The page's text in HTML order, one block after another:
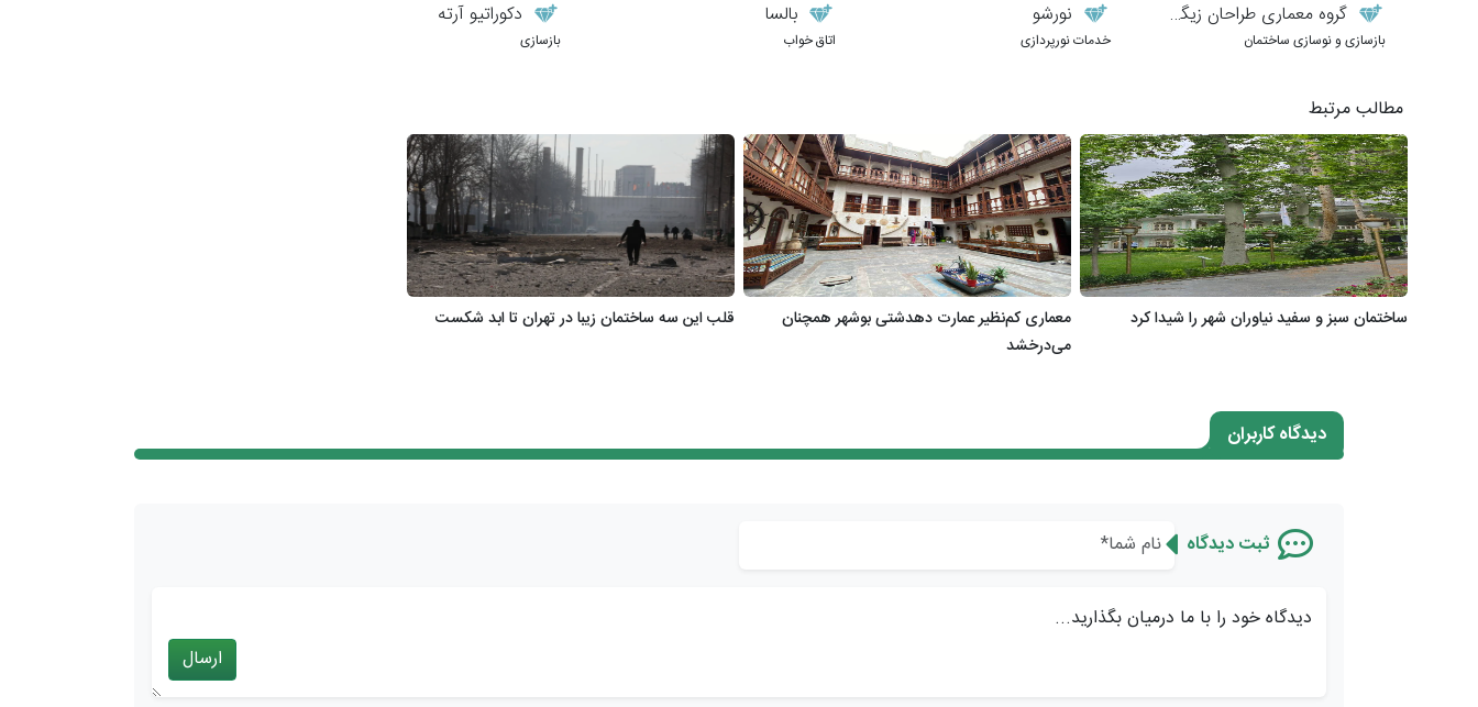
گروه معماری طراحان زیگورات
بازسازی و نوسازی ساختمان
نورشو
خدمات نورپردازی
بالسا
اتاق خواب
دکوراتیو آرته
بازسازی
مطالب مرتبط
ساختمان سبز و سفید نیاوران شهر را شیدا کرد
معماری کم‌نظیر عمارت دهدشتی بوشهر همچنان
می‌درخشد
قلب این سه ساختمان زیبا در تهران تا ابد شکست
دیدگاه کاربران
ثبت دیدگاه
دیدگاه خود را با ما درمیان بگذارید...
ارسال